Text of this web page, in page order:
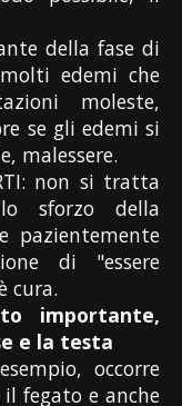
della fase di
edemi che
moleste,
se gli edemi si
malessere.
non si tratta
sforzo della
pazientemente
di "essere
cura.
importante,
e la testa
occorre
fegato e anche